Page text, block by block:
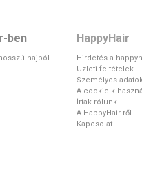
ben
hajból
HappyHair
Hirdetés a
Üzleti feltételek
Személyes
A cookie-k
Írtak rólunk
A HappyHair-ről
Kapcsolat